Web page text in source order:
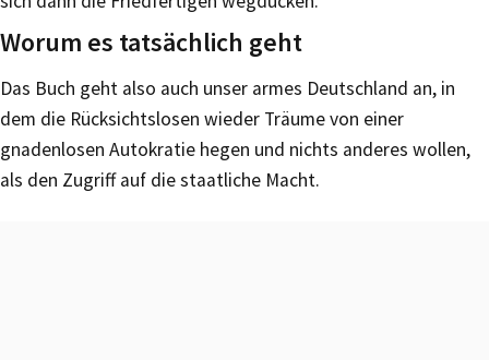
Worum es tatsächlich geht
Das Buch geht also auch unser armes Deutschland an, in
dem die Rücksichtslosen wieder Träume von einer
gnadenlosen Autokratie hegen und nichts anderes wollen,
als den Zugriff auf die staatliche Macht.